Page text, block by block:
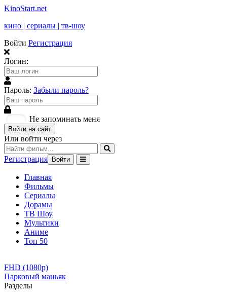
KinoStart.net
кино | сериалы | тв-шоу
Войти Регистрация
Логин:
Пароль: Забыли пароль?
Не запоминать меня
Войти на сайт
Или войти через
Регистрация Войти
Главная
Фильмы
Сериалы
Дорамы
ТВ Шоу
Мультики
Аниме
Топ 50
FHD (1080p)
Парковый маньяк
Разделы